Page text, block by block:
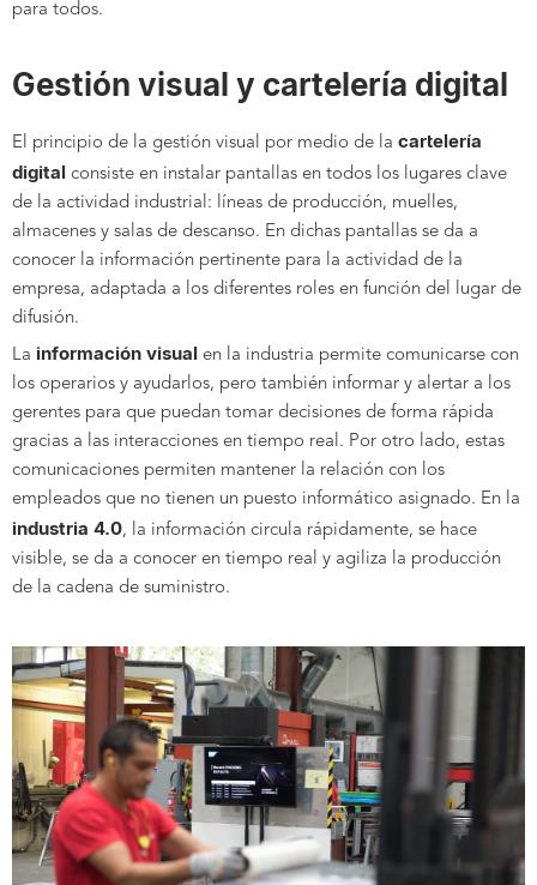
para todos.
Gestión visual y cartelería digital
El principio de la gestión visual por medio de la cartelería
digital consiste en instalar pantallas en todos los lugares clave
de la actividad industrial: líneas de producción, muelles,
almacenes y salas de descanso. En dichas pantallas se da a
conocer la información pertinente para la actividad de la
empresa, adaptada a los diferentes roles en función del lugar de
difusión.
La información visual en la industria permite comunicarse con
los operarios y ayudarlos, pero también informar y alertar a los
gerentes para que puedan tomar decisiones de forma rápida
gracias a las interacciones en tiempo real. Por otro lado, estas
comunicaciones permiten mantener la relación con los
empleados que no tienen un puesto informático asignado. En la
industria 4.0, la información circula rápidamente, se hace
visible, se da a conocer en tiempo real y agiliza la producción
de la cadena de suministro.